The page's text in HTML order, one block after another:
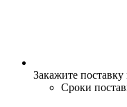
Закажите поставку
Сроки